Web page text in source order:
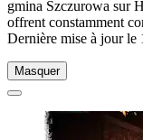
gmina Szczurowa sur
offrent constamment
Dernière mise à jour le
Masquer